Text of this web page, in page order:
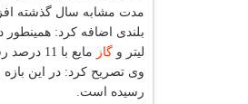
مدت مشابه سال گذشته افزایش 11 درصدی را نشان
بلندی اضافه كرد: همینطور در
لیتر و گاز مایع با 11 درصد رشد به بیش از 7 هزار و 600 تن رسید.
وی تصریح كرد: در این
رسیده است.